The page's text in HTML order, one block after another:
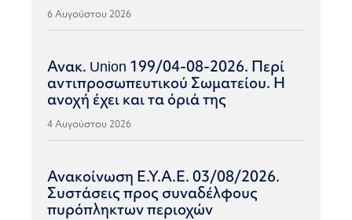
6 Αυγούστου 2026
Ανακ. Union 199/04-08-2026. Περί
αντιπροσωπευτικού Σωματείου. Η
ανοχή έχει και τα όριά της
4 Αυγούστου 2026
Ανακοίνωση Ε.Υ.Α.Ε. 03/08/2026.
Συστάσεις προς συναδέλφους
πυρόπληκτων περιοχών